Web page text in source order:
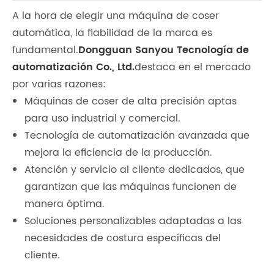
A la hora de elegir una máquina de coser
automática, la fiabilidad de la marca es
fundamental.Dongguan Sanyou Tecnología de
automatización Co., Ltd.destaca en el mercado
por varias razones:
Máquinas de coser de alta precisión aptas
para uso industrial y comercial.
Tecnología de automatización avanzada que
mejora la eficiencia de la producción.
Atención y servicio al cliente dedicados, que
garantizan que las máquinas funcionen de
manera óptima.
Soluciones personalizables adaptadas a las
necesidades de costura específicas del
cliente.